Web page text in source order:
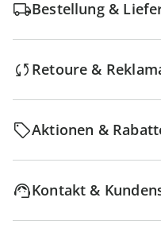
Bestellung &
Retoure &
Aktionen &
Kontakt &